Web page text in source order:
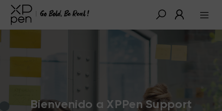
Bienvenido a XPPen Support